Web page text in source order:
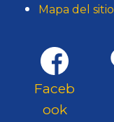
Mapa del sitio
Faceb
ook